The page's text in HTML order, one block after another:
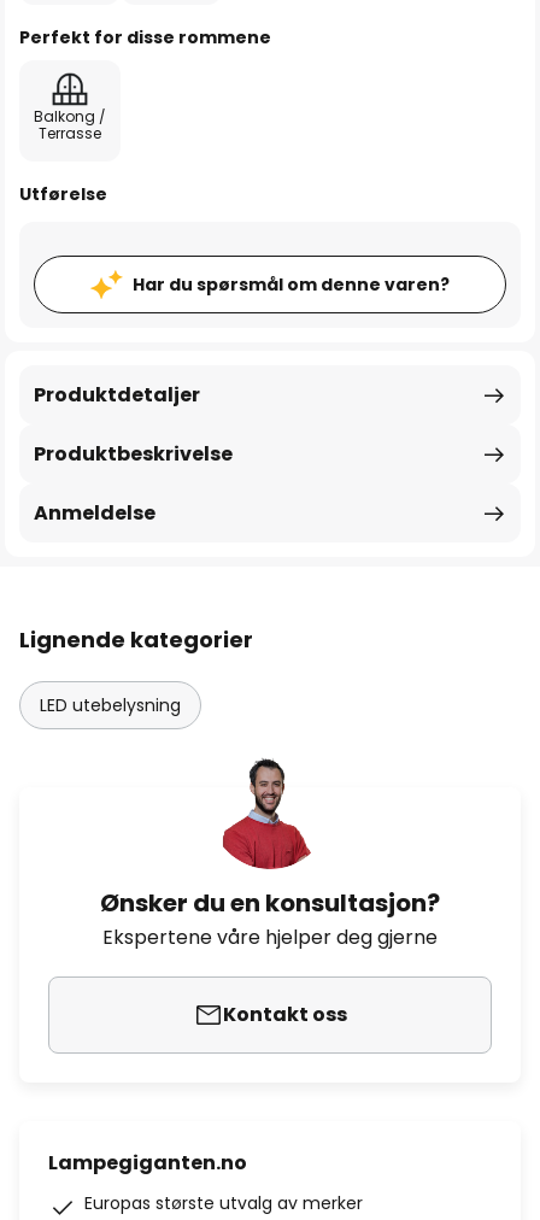
Perfekt for disse rommene
Balkong /
Terrasse
Utførelse
Har du spørsmål om denne varen?
Produktbeskrivelse
Produktdetaljer
Anmeldelse
Lignende kategorier
LED utebelysning
Ønsker du en konsultasjon?
Ekspertene våre hjelper deg gjerne
Kontakt oss
Lampegiganten.no
Europas største utvalg av merker